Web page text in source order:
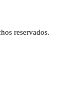
reservados.